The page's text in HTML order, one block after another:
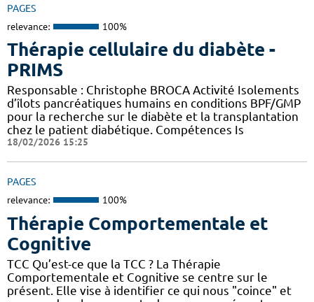
PAGES
relevance: 100%
Thérapie cellulaire du diabète -
PRIMS
Responsable : Christophe BROCA Activité Isolements
d’îlots pancréatiques humains en conditions BPF/GMP
pour la recherche sur le diabète et la transplantation
chez le patient diabétique. Compétences Is
18/02/2026 15:25
PAGES
relevance: 100%
Thérapie Comportementale et
Cognitive
TCC Qu’est-ce que la TCC ? La Thérapie
Comportementale et Cognitive se centre sur le
présent. Elle vise à identifier ce qui nous "coince" et